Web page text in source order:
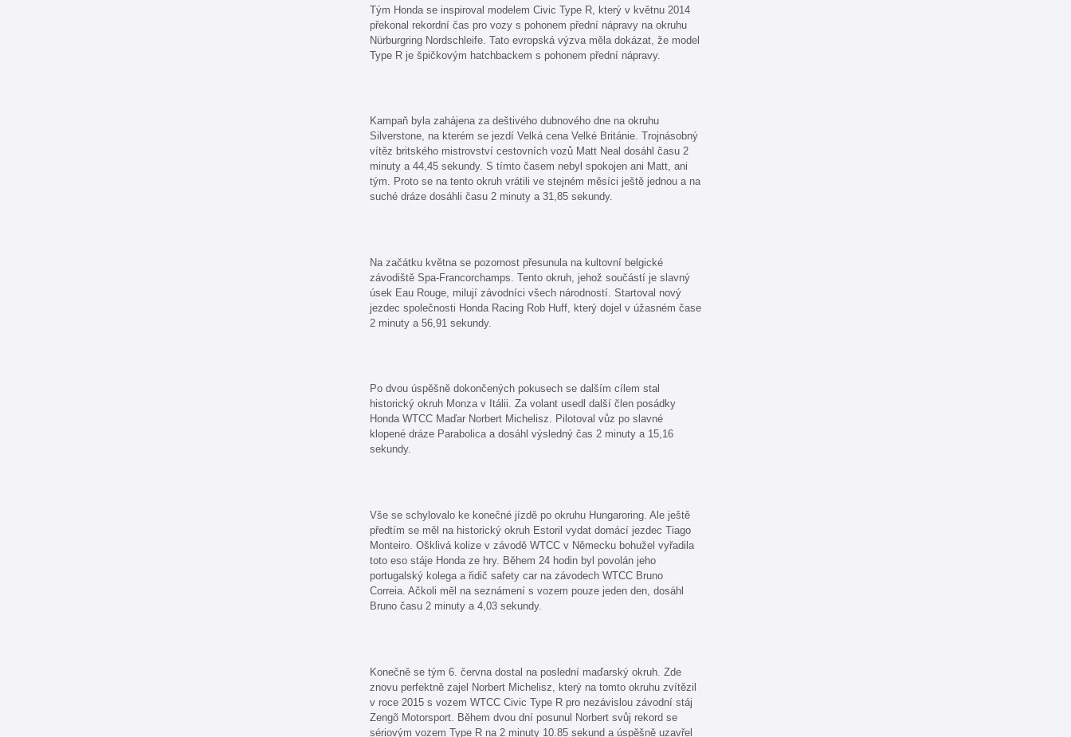
Tým Honda se inspiroval modelem Civic Type R, který v květnu 2014
překonal rekordní čas pro vozy s pohonem přední nápravy na okruhu
Nürburgring Nordschleife. Tato evropská výzva měla dokázat, že model
Type R je špičkovým hatchbackem s pohonem přední nápravy.
Kampaň byla zahájena za deštivého dubnového dne na okruhu
Silverstone, na kterém se jezdí Velká cena Velké Británie. Trojnásobný
vítěz britského mistrovství cestovních vozů Matt Neal dosáhl času 2
minuty a 44,45 sekundy. S tímto časem nebyl spokojen ani Matt, ani
tým. Proto se na tento okruh vrátili ve stejném měsíci ještě jednou a na
suché dráze dosáhli času 2 minuty a 31,85 sekundy.
Na začátku května se pozornost přesunula na kultovní belgické
závodiště Spa-Francorchamps. Tento okruh, jehož součástí je slavný
úsek Eau Rouge, milují závodníci všech národností. Startoval nový
jezdec společnosti Honda Racing Rob Huff, který dojel v úžasném čase
2 minuty a 56,91 sekundy.
Po dvou úspěšně dokončených pokusech se dalším cílem stal
historický okruh Monza v Itálii. Za volant usedl další člen posádky
Honda WTCC Maďar Norbert Michelisz. Pilotoval vůz po slavné
klopené dráze Parabolica a dosáhl výsledný čas 2 minuty a 15,16
sekundy.
Vše se schylovalo ke konečné jízdě po okruhu Hungaroring. Ale ještě
předtím se měl na historický okruh Estoril vydat domácí jezdec Tiago
Monteiro. Ošklivá kolize v závodě WTCC v Německu bohužel vyřadila
toto eso stáje Honda ze hry. Během 24 hodin byl povolán jeho
portugalský kolega a řidič safety car na závodech WTCC Bruno
Correia. Ačkoli měl na seznámení s vozem pouze jeden den, dosáhl
Bruno času 2 minuty a 4,03 sekundy.
Konečně se tým 6. června dostal na poslední maďarský okruh. Zde
znovu perfektně zajel Norbert Michelisz, který na tomto okruhu zvítězil
v roce 2015 s vozem WTCC Civic Type R pro nezávislou závodní stáj
Zengõ Motorsport. Během dvou dní posunul Norbert svůj rekord se
sériovým vozem Type R na 2 minuty 10.85 sekund a úspěšně uzavřel